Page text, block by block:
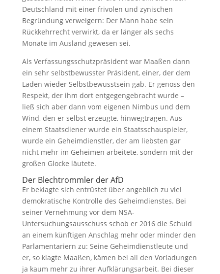
Deutschland mit einer frivolen und zynischen
Begründung verweigern: Der Mann habe sein
Rückkehrrecht verwirkt, da er länger als sechs
Monate im Ausland gewesen sei.
Als Verfassungsschutzpräsident war Maaßen dann
ein sehr selbstbewusster Präsident, einer, der dem
Laden wieder Selbstbewusstsein gab. Er genoss den
Respekt, der ihm dort entgegengebracht wurde –
ließ sich aber dann vom eigenen Nimbus und dem
Wind, den er selbst erzeugte, hinwegtragen. Aus
einem Staatsdiener wurde ein Staatsschauspieler,
wurde ein Geheimdienstler, der am liebsten gar
nicht mehr im Geheimen arbeitete, sondern mit der
großen Glocke läutete.
Der Blechtrommler der AfD
Er beklagte sich entrüstet über angeblich zu viel
demokratische Kontrolle des Geheimdienstes. Bei
seiner Vernehmung vor dem NSA-
Untersuchungsausschuss schob er 2016 die Schuld
an einem künftigen Anschlag mehr oder minder den
Parlamentariern zu: Seine Geheimdienstleute und
er, so klagte Maaßen, kämen bei all den Vorladungen
ja kaum mehr zu ihrer Aufklärungsarbeit. Bei dieser